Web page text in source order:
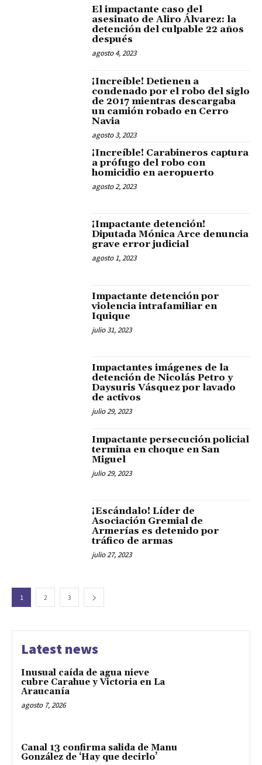
El impactante caso del
asesinato de Aliro Álvarez: la
detención del culpable 22 años
después
agosto 4, 2023
¡Increíble! Detienen a
condenado por el robo del siglo
de 2017 mientras descargaba
un camión robado en Cerro
Navia
agosto 3, 2023
¡Increíble! Carabineros captura
a prófugo del robo con
homicidio en aeropuerto
agosto 2, 2023
¡Impactante detención!
Diputada Mónica Arce denuncia
grave error judicial
agosto 1, 2023
Impactante detención por
violencia intrafamiliar en
Iquique
julio 31, 2023
Impactantes imágenes de la
detención de Nicolás Petro y
Daysuris Vásquez por lavado
de activos
julio 29, 2023
Impactante persecución policial
termina en choque en San
Miguel
julio 29, 2023
¡Escándalo! Líder de
Asociación Gremial de
Armerías es detenido por
tráfico de armas
julio 27, 2023
1 2 3
Latest news
Inusual caída de agua nieve
cubre Carahue y Victoria en La
Araucanía
agosto 7, 2026
Canal 13 confirma salida de Manu
González de ‘Hay que decirlo’